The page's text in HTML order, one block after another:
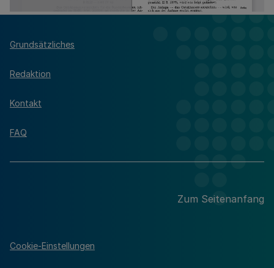
Grundsätzliches
Redaktion
Kontakt
FAQ
Zum Seitenanfang
Cookie-Einstellungen